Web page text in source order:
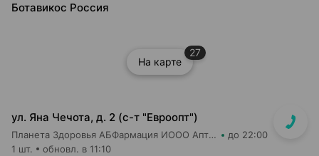
Ботавикос Россия
На карте
27
ул. Яна Чечота, д. 2 (с-т "Евроопт")
Планета Здоровья АБФармация ИООО Аптека №26 до 22:00
1 шт. обновл. в 11:10